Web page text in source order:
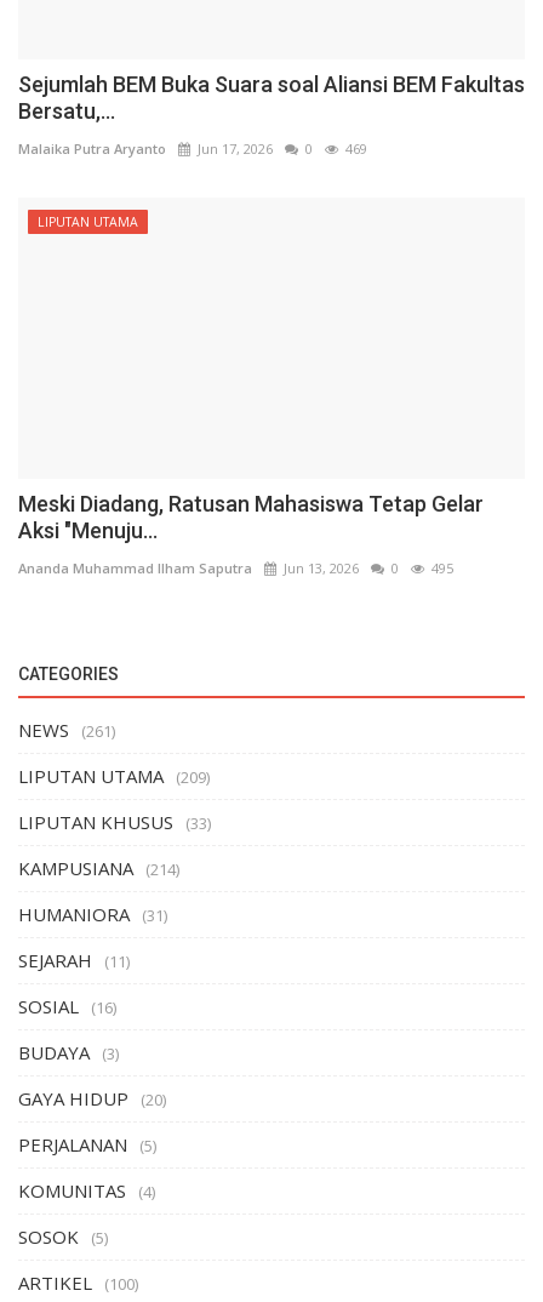
Sejumlah BEM Buka Suara soal Aliansi BEM Fakultas
Bersatu,...
Malaika Putra Aryanto Jun 17, 2026 0 469
LIPUTAN UTAMA
Meski Diadang, Ratusan Mahasiswa Tetap Gelar
Aksi "Menuju...
Ananda Muhammad Ilham Saputra Jun 13, 2026 0 495
CATEGORIES
NEWS (261)
LIPUTAN UTAMA (209)
LIPUTAN KHUSUS (33)
KAMPUSIANA (214)
HUMANIORA (31)
SEJARAH (11)
SOSIAL (16)
BUDAYA (3)
GAYA HIDUP (20)
PERJALANAN (5)
KOMUNITAS (4)
SOSOK (5)
ARTIKEL (100)